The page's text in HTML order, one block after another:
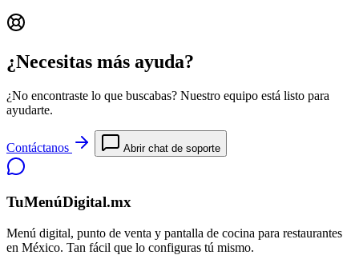
¿Necesitas más ayuda?
¿No encontraste lo que buscabas? Nuestro equipo está listo para
ayudarte.
Contáctanos Abrir chat de soporte
TuMenúDigital.mx
Menú digital, punto de venta y pantalla de cocina para restaurantes
en México. Tan fácil que lo configuras tú mismo.